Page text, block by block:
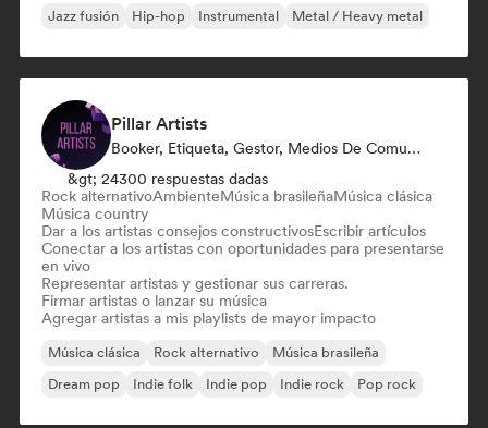
Jazz fusión
Hip-hop Instrumental Metal / Heavy metal
Pillar Artists
Booker, Etiqueta, Gestor, Medios De Comunicación/Periodista, Mentor, Playlist Curator
&gt; 24300 respuestas dadas
Rock alternativoAmbienteMúsica brasileñaMúsica clásica
Música country
Dar a los artistas consejos constructivosEscribir artículos
Conectar a los artistas con oportunidades para presentarse
en vivo
Representar artistas y gestionar sus carreras.
Firmar artistas o lanzar su música
Agregar artistas a mis playlists de mayor impacto
Música clásica Rock alternativo
Música brasileña
Dream pop
Indie folk Indie pop Indie rock Pop rock